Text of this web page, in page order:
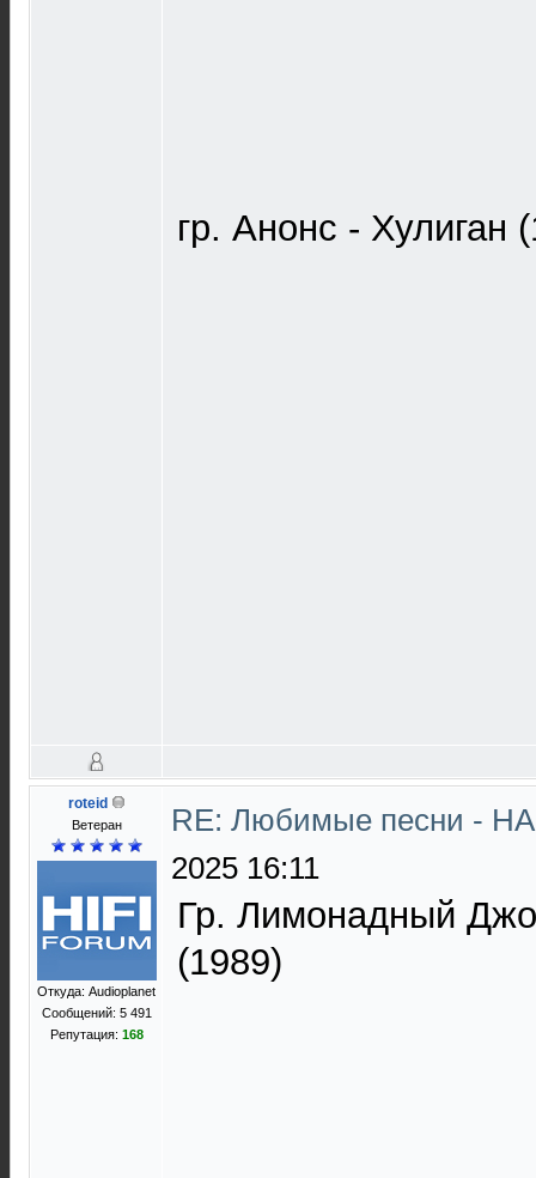
гр. Анонс - Хулиган
roteid
Ветеран
Откуда: Audioplanet
Сообщений: 5 491
Репутация: 168
RE: Любимые песни -
2025 16:11
Гр. Лимонадный
(1989)